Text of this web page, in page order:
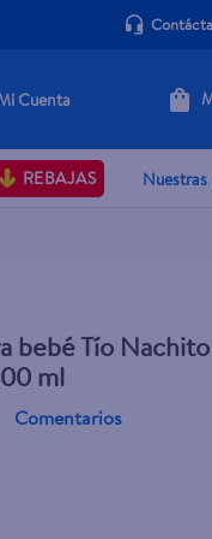
REBAJAS
bebé Tío
ml
Comentarios